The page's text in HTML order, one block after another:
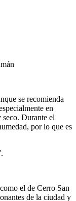
se recomienda
en
Durante el
por lo que es
el de Cerro San
de la ciudad y